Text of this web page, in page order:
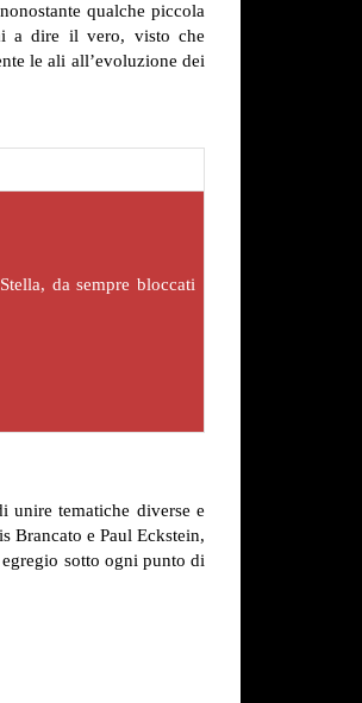
qualche piccola
a dire il vero, visto che
le ali all’evoluzione dei
da sempre bloccati
unire tematiche diverse e
Brancato e Paul Eckstein,
sotto ogni punto di